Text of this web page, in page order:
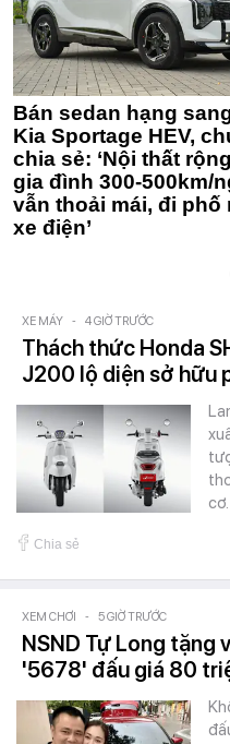
Bán sedan hạng
Kia Sportage HEV,
chia sẻ: ‘Nội thất
gia đình 300-500km/
vẫn thoải mái, đi phố
xe điện’
XE MÁY - 4 GIỜ TRƯỚC
Thách thức Honda
J200 lộ diện sở hữu
Chia sẻ
XEM CHƠI - 5 GIỜ TRƯỚC
NSND Tự Long tặng
'5678' đấu giá 80